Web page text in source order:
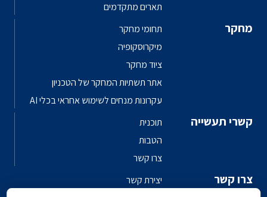
תארים מתקדמים
מחקר
תחומי מחקר
מיקרוסקופיה
ציוד מחקר
אתר תשתיות המחקר של הטכניון
עקרונות מנחים לשימוש אחראי בכלי AI
קשרי תעשייה
תוכנית
הטבות
צרו קשר
צרו קשר
יצירת קשר